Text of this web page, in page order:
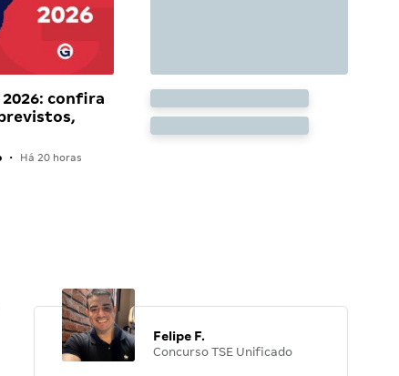
confira
• Há 20 horas
Felipe F.
Concurso TSE Unificado